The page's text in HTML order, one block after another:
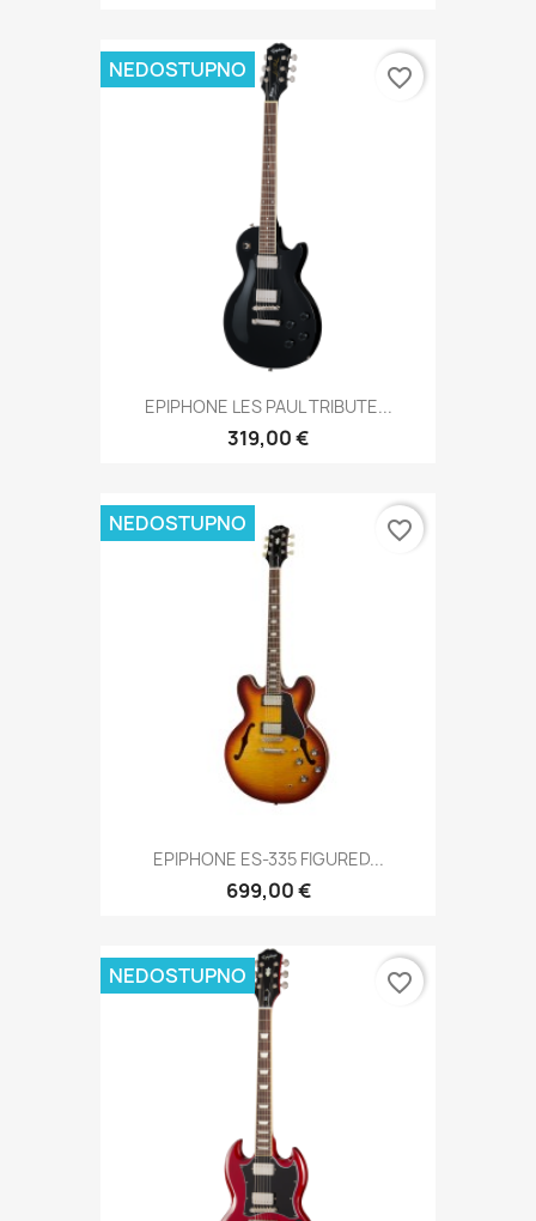
EPIPHONE LES PAUL TRIBUTE...
319,00 €
NEDOSTUPNO favorite_border
EPIPHONE ES-335 FIGURED...
699,00 €
NEDOSTUPNO favorite_border
NEDOSTUPNO favorite_border